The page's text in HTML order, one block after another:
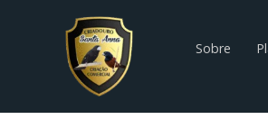
Sobre